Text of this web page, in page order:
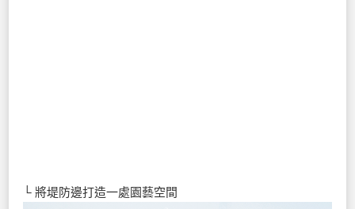
└ 將堤防邊打造一處園藝空間